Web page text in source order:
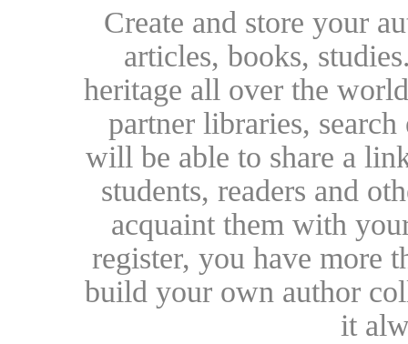
Create and store your
articles, books,
heritage all over the
partner libraries,
will be able to share a
students, readers and
acquaint them with
register, you have more
build your own author
it